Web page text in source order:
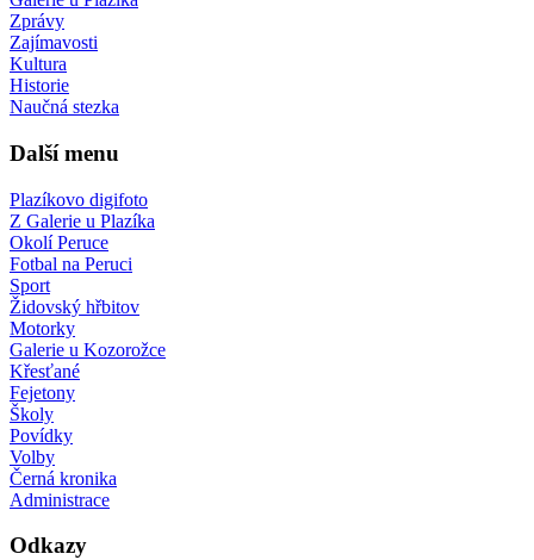
Zprávy
Zajímavosti
Kultura
Historie
Naučná stezka
Další menu
Plazíkovo digifoto
Z Galerie u Plazíka
Okolí Peruce
Fotbal na Peruci
Sport
Židovský hřbitov
Motorky
Galerie u Kozorožce
Křesťané
Fejetony
Školy
Povídky
Volby
Černá kronika
Administrace
Odkazy